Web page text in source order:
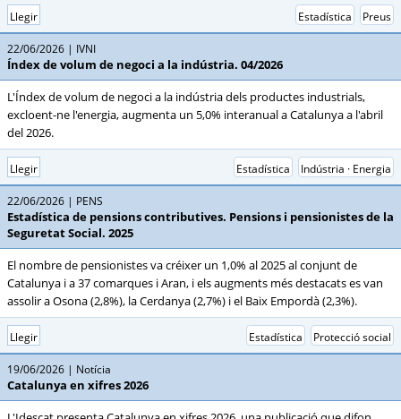
Llegir Preus
Estadística
22/06/2026 IVNI
Índex de volum de negoci a la indústria. 04/2026
L'Índex de volum de negoci a la indústria dels productes industrials,
excloent-ne l'energia, augmenta un 5,0% interanual a Catalunya a l'abril
del 2026.
Llegir Indústria · Energia
Estadística
22/06/2026 PENS
Estadística de pensions contributives. Pensions i pensionistes de la
Seguretat Social. 2025
El nombre de pensionistes va créixer un 1,0% al 2025 al conjunt de
Catalunya i a 37 comarques i Aran, i els augments més destacats es van
assolir a Osona (2,8%), la Cerdanya (2,7%) i el Baix Empordà (2,3%).
Llegir Protecció social
Estadística
19/06/2026 Notícia
Catalunya en xifres 2026